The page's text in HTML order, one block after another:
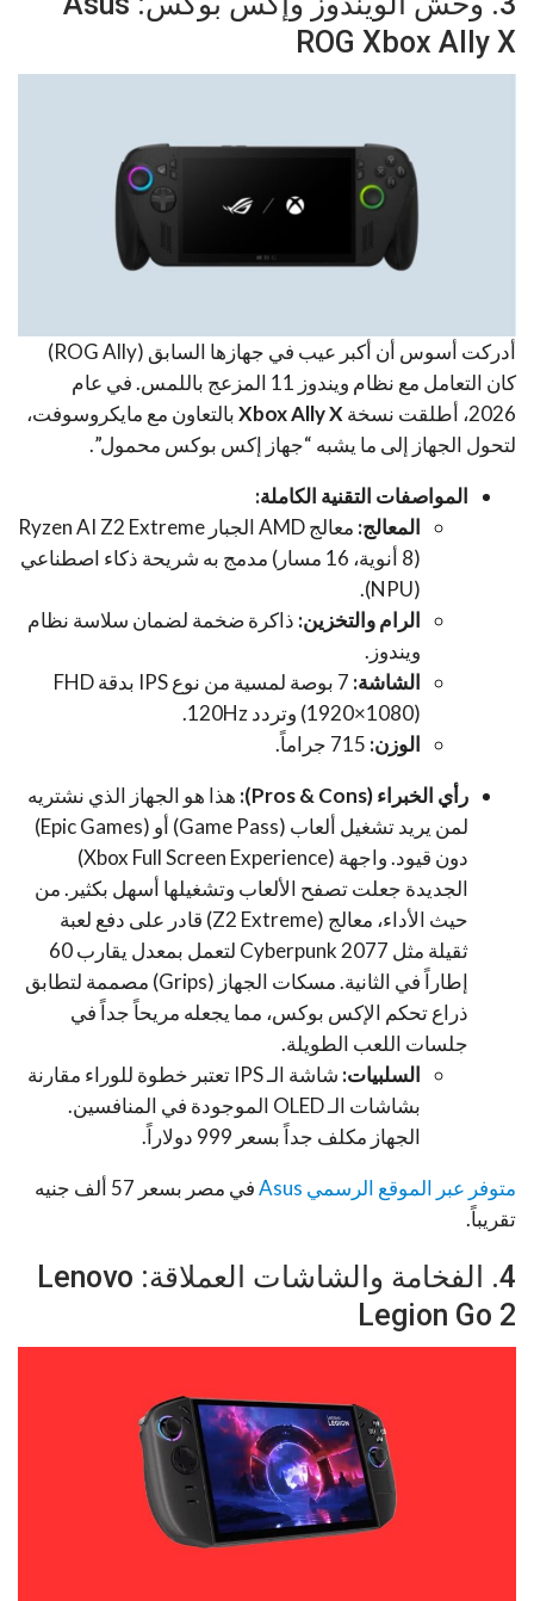
ROG Xbox Ally X
أدركت أسوس أن أكبر عيب في جهازها السابق (ROG Ally)
كان التعامل مع نظام ويندوز 11 المزعج باللمس. في عام
2026، أطلقت نسخة
Xbox Ally Xبالتعاون مع مايكروسوفت،
لتحول الجهاز إلى ما يشبه “جهاز إكس بوكس محمول”.
المواصفات التقنية الكاملة:
المعالج:
معالج AMD الجبار Ryzen AI Z2 Extreme
(8 أنوية، 16 مسار) مدمج به شريحة ذكاء اصطناعي
(NPU).
الرام والتخزين: ذاكرة ضخمة لضمان سلاسة نظام
ويندوز.
الشاشة:
7 بوصة لمسية من نوع IPS بدقة FHD
(1920×1080) وتردد 120Hz.
الوزن:
رأي الخبراء (Pros & Cons):
هذا هو الجهاز الذي نشتريه
لمن يريد تشغيل ألعاب (Game Pass) أو (Epic Games)
دون قيود. واجهة (Xbox Full Screen Experience)
الجديدة جعلت تصفح الألعاب وتشغيلها أسهل بكثير. من
حيث الأداء، معالج (Z2 Extreme) قادر على دفع لعبة
ثقيلة مثل Cyberpunk 2077 لتعمل بمعدل يقارب 60
إطاراً في الثانية. مسكات الجهاز (Grips) مصممة لتطابق
ذراع تحكم الإكس بوكس، مما يجعله مريحاً جداً في
جلسات اللعب الطويلة.
السلبيات:
شاشة الـ IPS تعتبر خطوة للوراء مقارنة
بشاشات الـ OLED الموجودة في المنافسين.
الجهاز مكلف جداً بسعر 999 دولاراً.
متوفر عبر الموقع الرسمي Asus
في مصر بسعر 57 ألف جنيه
تقريباً.
4. الفخامة والشاشات العملاقة: Lenovo
Legion Go 2